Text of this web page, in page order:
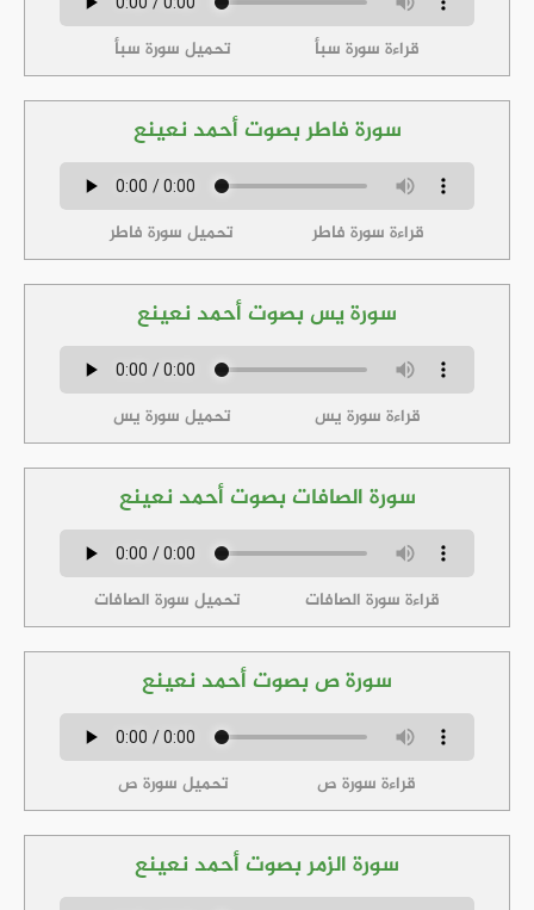
قراءة سورة سبأ تحميل سورة سبأ
سورة فاطر بصوت أحمد نعينع
قراءة سورة فاطر تحميل سورة فاطر
سورة يس بصوت أحمد نعينع
قراءة سورة يس تحميل سورة يس
سورة الصافات بصوت أحمد نعينع
قراءة سورة الصافات تحميل سورة الصافات
سورة ص بصوت أحمد نعينع
قراءة سورة ص تحميل سورة ص
سورة الزمر بصوت أحمد نعينع